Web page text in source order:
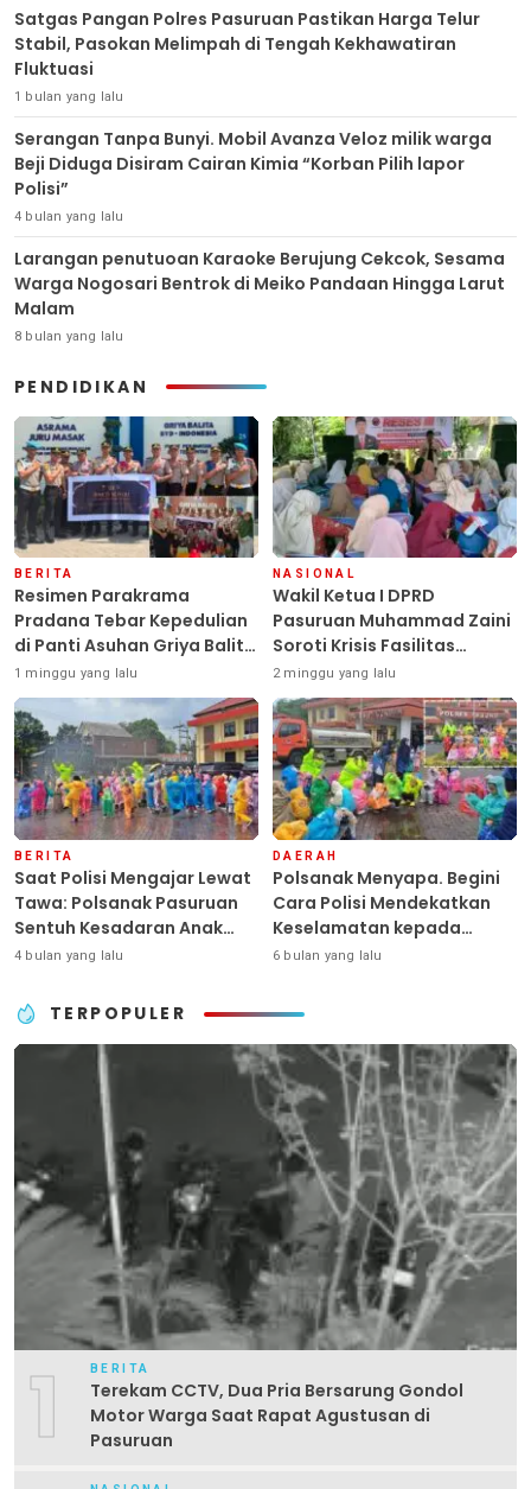
Satgas Pangan Polres Pasuruan Pastikan Harga Telur
Stabil, Pasokan Melimpah di Tengah Kekhawatiran
Fluktuasi
1 bulan yang lalu
Serangan Tanpa Bunyi. Mobil Avanza Veloz milik warga
Beji Diduga Disiram Cairan Kimia “Korban Pilih lapor
Polisi”
4 bulan yang lalu
Larangan penutuoan Karaoke Berujung Cekcok, Sesama
Warga Nogosari Bentrok di Meiko Pandaan Hingga Larut
Malam
8 bulan yang lalu
PENDIDIKAN
BERITA
Resimen Parakrama
Pradana Tebar Kepedulian
di Panti Asuhan Griya Balita
SYD, Peluk Hangat Balita
Terlantar “POLRI Hadir
Dengan Hati”
1 minggu yang lalu
NASIONAL
Wakil Ketua I DPRD
Pasuruan Muhammad Zaini
Soroti Krisis Fasilitas
Sekolah di Tengah Efisiensi
Anggaran
2 minggu yang lalu
BERITA
Saat Polisi Mengajar Lewat
Tawa: Polsanak Pasuruan
Sentuh Kesadaran Anak
Sejak Dini
4 bulan yang lalu
DAERAH
Polsanak Menyapa. Begini
Cara Polisi Mendekatkan
Keselamatan kepada
Generasi Sejak Usia Dini
6 bulan yang lalu
TERPOPULER
1 BERITA
Terekam CCTV, Dua Pria Bersarung Gondol
Motor Warga Saat Rapat Agustusan di
Pasuruan